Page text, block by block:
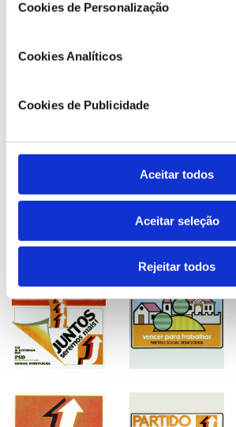
Cookies de Personalização
Cookies Analíticos
Cookies de Publicidade
Aceitar todos
Aceitar seleção
Rejeitar todos